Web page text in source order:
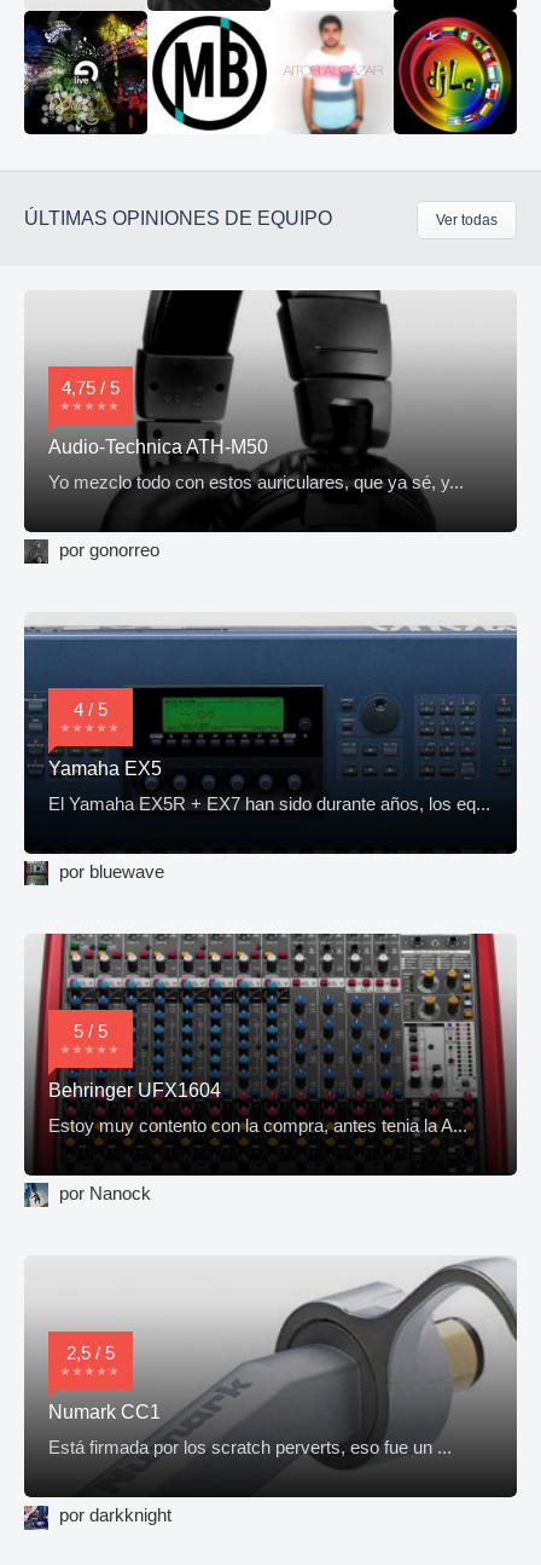
ÚLTIMAS OPINIONES DE EQUIPO Ver todas
4,75 / 5
Audio-Technica ATH-M50
Yo mezclo todo con estos auriculares, que ya sé, y...
por gonorreo
4 / 5
Yamaha EX5
El Yamaha EX5R + EX7 han sido durante años, los eq...
por bluewave
5 / 5
Behringer UFX1604
Estoy muy contento con la compra, antes tenia la A...
por Nanock
2,5 / 5
Numark CC1
Está firmada por los scratch perverts, eso fue un ...
por darkknight